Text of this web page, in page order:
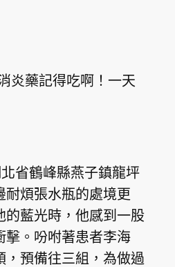
藥記得吃啊！一天
鶴峰縣燕子鎮龍坪
耐煩張水瓶的處境更
的藍光時，他感到一股
擊。吩咐著患者李海
，預備往三組，為做過